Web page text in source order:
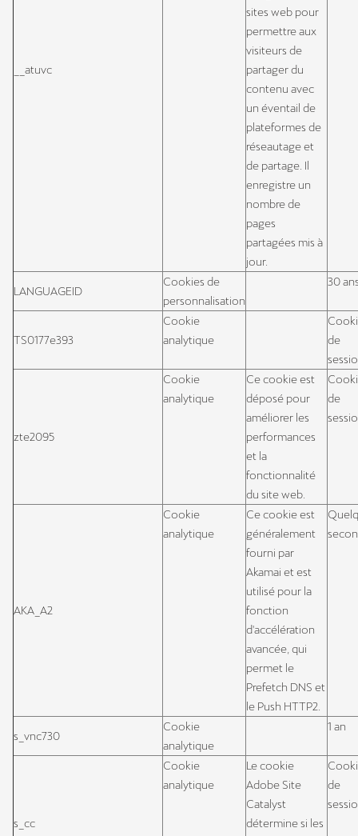
__atuvc
sites web pour
permettre aux
visiteurs de
partager du
contenu avec
un éventail de
plateformes de
réseautage et
de partage. Il
enregistre un
nombre de
pages
partagées mis à
jour.
LANGUAGEID
Cookies de
personnalisation
30
TS0177e393
Cookie
analytique
de
zte2095
Cookie
analytique
Ce cookie est
déposé pour
améliorer les
performances
et la
fonctionnalité
du site web.
de
AKA_A2
Cookie
analytique
Ce cookie est
généralement
fourni par
Akamai et est
utilisé pour la
fonction
d'accélération
avancée, qui
permet le
Prefetch DNS et
le Push HTTP2.
s_vnc730
Cookie
analytique
1 an
s_cc
Cookie
analytique
Le cookie
Adobe Site
Catalyst
détermine si les
de